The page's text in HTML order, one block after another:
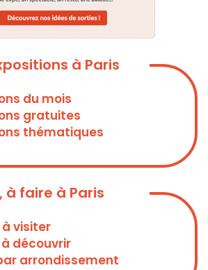
à Paris
du mois
gratuites
thématiques
à faire à Paris
à visiter
découvrir
arrondissement